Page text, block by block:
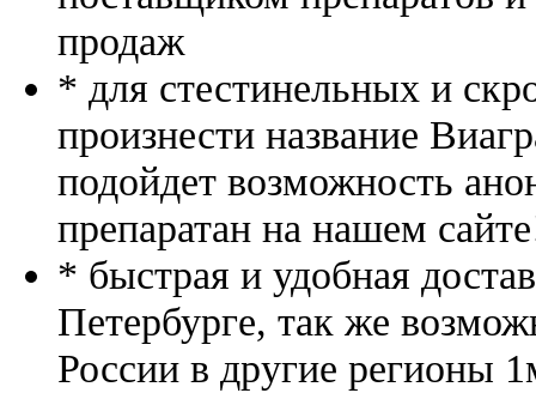
продаж
* для стестинельных и
произнести название
подойдет возможность
препаратан на нашем
* быстрая и удобная
Петербурге, так же
России в другие регионы